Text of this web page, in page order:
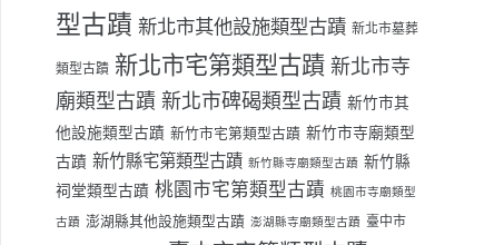
型古蹟 新北市其他設施類型古蹟 新北市墓葬
類型古蹟 新北市宅第類型古蹟 新北市寺
廟類型古蹟 新北市碑碣類型古蹟 新竹市其
他設施類型古蹟 新竹市宅第類型古蹟 新竹市寺廟類型
古蹟 新竹縣宅第類型古蹟 新竹縣寺廟類型古蹟 新竹縣
祠堂類型古蹟 桃園市宅第類型古蹟 桃園市寺廟類型
古蹟 澎湖縣其他設施類型古蹟 澎湖縣寺廟類型古蹟 臺中市